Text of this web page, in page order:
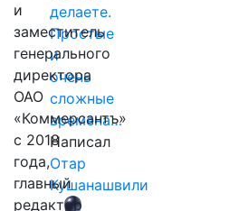
делаете.
Простые
и
очень
сложные
времена…
Написал
Отар
Кушанашвили
и
заместитель
генерального
директора
ОАО
«Коммерсантъ»
с 2018
года,
главный
редактор